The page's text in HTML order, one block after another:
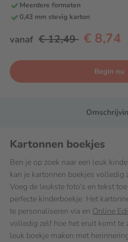
Meerdere formaten
0,43 mm stevig karton
vanaf € 12,49 € 8,74
Begin nu
Kartonnen boekjes
Ben je op zoek naar een leuk
kan je kartonnen boekjes volledig
Voeg de leukste foto’s en tekst
perfecte kinderboekje. Het
te personaliseren via en Online
volledig zelf hoe het eruit komt te
leuk boekje maken met